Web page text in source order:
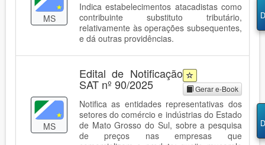
MS
Indica estabelecimentos atacadistas como
contribuinte substituto tributário,
relativamente às operações subsequentes,
e dá outras providências.
MS
Edital de Notificação
SAT nº 90/2025 Gerar e-Book
Notifica as entidades representativas dos
setores do comércio e indústrias do Estado
de Mato Grosso do Sul, sobre a pesquisa
de preços nas empresas que